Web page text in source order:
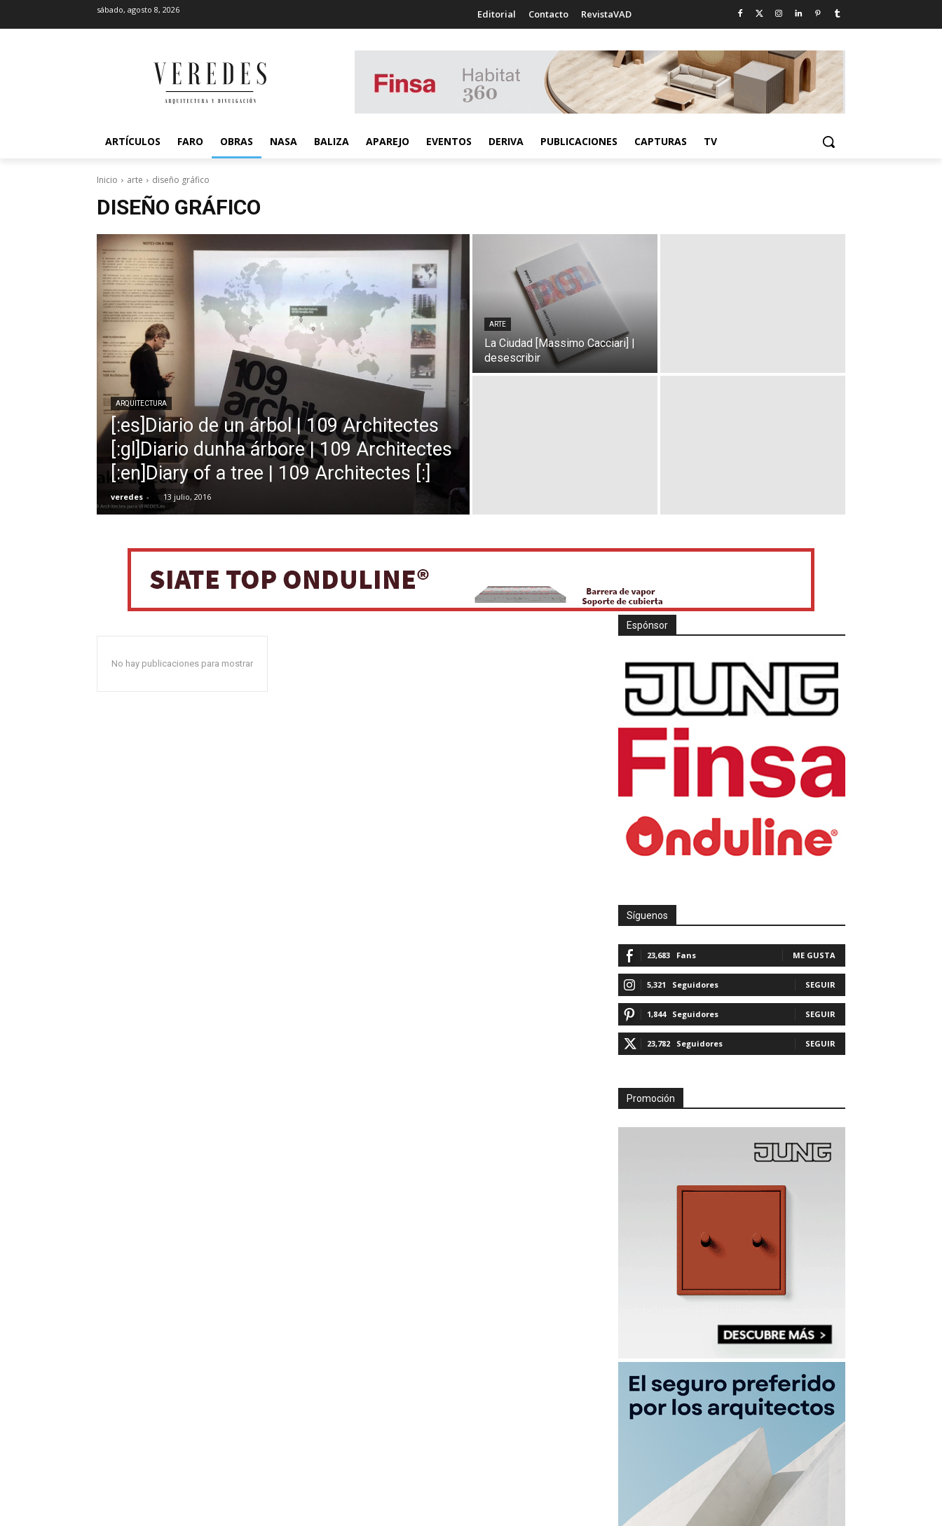
sábado, agosto 8, 2026 Editorial Contacto RevistaVAD
ARTÍCULOS FARO OBRAS NASA BALIZA APAREJO EVENTOS DERIVA PUBLICACIONES CAPTURAS TV
Inicio arte diseño gráfico
DISEÑO GRÁFICO
ARQUITECTURA
[:es]Diario de un árbol | 109 Architectes
[:gl]Diario dunha árbore | 109 Architectes
[:en]Diary of a tree | 109 Architectes [:]
veredes - 13 julio, 2016
ARTE
La Ciudad [Massimo Cacciari] |
desescribir
No hay publicaciones para mostrar
Espónsor
Síguenos
23,683 Fans ME GUSTA
5,321 Seguidores SEGUIR
1,844 Seguidores SEGUIR
23,782 Seguidores SEGUIR
Promoción